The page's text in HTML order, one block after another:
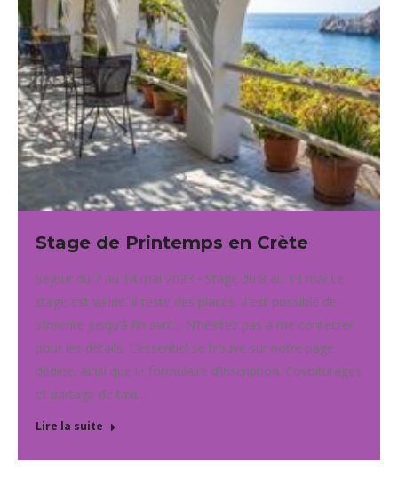
Stage de Printemps en Crète
Séjour du 7 au 14 mai 2023 • Stage du 8 au 13 mai Le
stage est validé. Il reste des places. Il est possible de
s’inscrire jusqu’à fin avril… N’hésitez pas à me contacter
pour les détails. L’essentiel se trouve sur notre page
dédiée, ainsi que le formulaire d’inscription. Covoiturages
et partage de taxi…
Lire la suite